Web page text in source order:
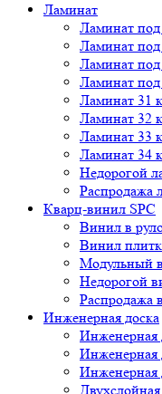
Ламинат
Ламинат под
Ламинат
Ламинат
Ламинат
Ламинат 31
Ламинат 32
Ламинат 33
Ламинат 34
Недорогой
Распродажа
Кварц-винил SPC
Винил в
Винил
Модульный
Недорогой
Распродажа
Инженерная доска
Инженерная
Инженерная
Инженерная